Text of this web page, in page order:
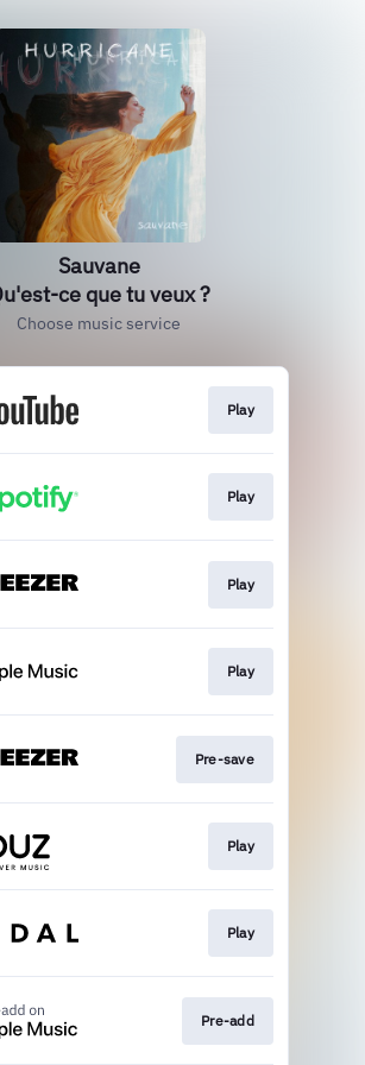
Sauvane
ce que tu veux ?
Choose music service
Play
Play
Play
Play
Pre-save
Play
Play
Pre-add